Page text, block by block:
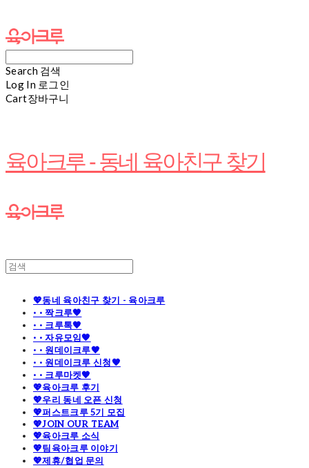
Search 검색
Log In 로그인
Cart장바구니
육아크루 - 동네 육아친구 찾기
💖동네 육아친구 찾기 - 육아크루
· · 짝크루🧡
· · 크루톡🧡
· · 자유모임🧡
· · 원데이크루🧡
· · 원데이크루 신청🧡
· · 크루마켓🧡
💖육아크루 후기
💖우리 동네 오픈 신청
💖퍼스트크루 5기 모집
💖JOIN OUR TEAM
💖육아크루 소식
💖팀육아크루 이야기
💖제휴/협업 문의